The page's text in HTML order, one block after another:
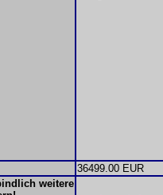
36499.00 EUR
weitere